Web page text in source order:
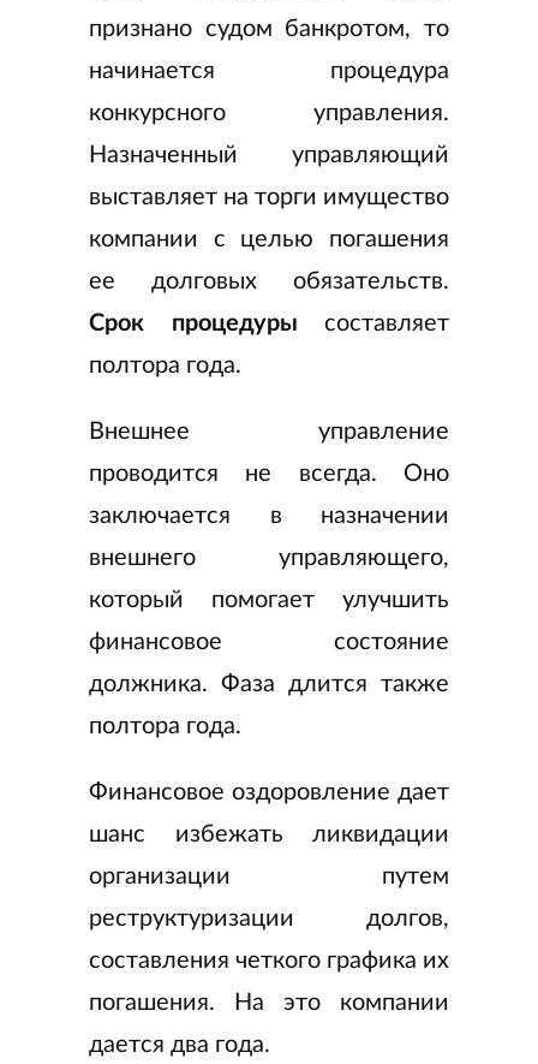
признано судом банкротом, то
начинается процедура
конкурсного управления.
Назначенный управляющий
выставляет на торги имущество
компании с целью погашения
ее долговых обязательств.
Срок процедуры составляет
полтора года.
Внешнее управление
проводится не всегда. Оно
заключается в назначении
внешнего управляющего,
который помогает улучшить
финансовое состояние
должника. Фаза длится также
полтора года.
Финансовое оздоровление дает
шанс избежать ликвидации
организации путем
реструктуризации долгов,
составления четкого графика их
погашения. На это компании
дается два года.